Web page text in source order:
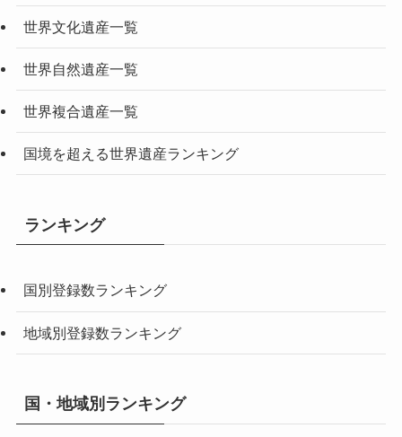
世界文化遺産一覧
世界自然遺産一覧
世界複合遺産一覧
国境を超える世界遺産ランキング
ランキング
国別登録数ランキング
地域別登録数ランキング
国・地域別ランキング